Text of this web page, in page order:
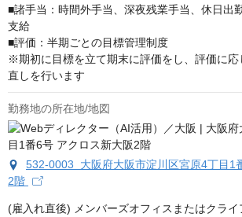
■諸手当：時間外手当、深夜残業手当、休日出
支給
■評価：半期ごとの目標管理制度
※期初に目標を立て期末に評価をし、評価に応
直しを行います
勤務地の所在地/地図
532-0003 大阪府大阪市淀川区宮原4丁目1
2階
(雇入れ直後) メンバーズオフィスまたはクライ